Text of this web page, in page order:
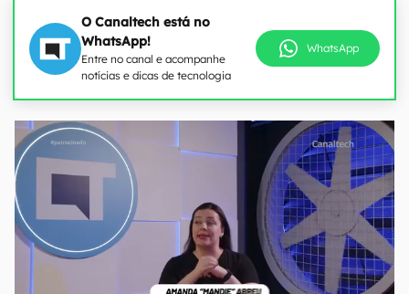
O Canaltech está no
WhatsApp!
Entre no canal e acompanhe
notícias e dicas de tecnologia
WhatsApp